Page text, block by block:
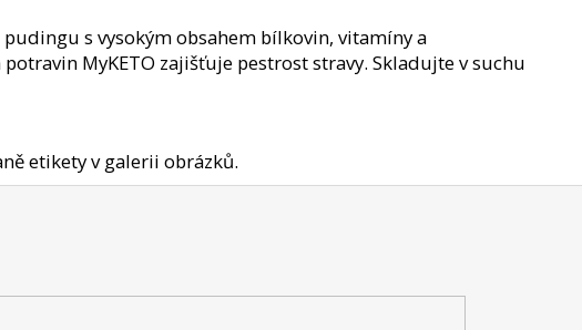
s vysokým obsahem bílkovin, vitamí­ny a
MyKETO zajišťuje pestrost stra­vy. Skladujte v suchu
etikety v galerii obrázků.